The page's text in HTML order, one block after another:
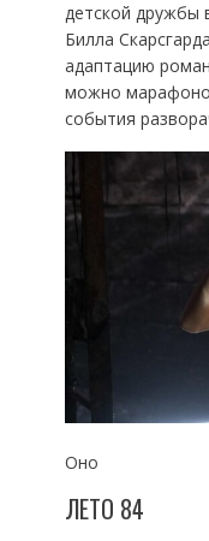
детской дружбы
Билла
адаптацию
можно
события
Оно
ЛЕТО 84